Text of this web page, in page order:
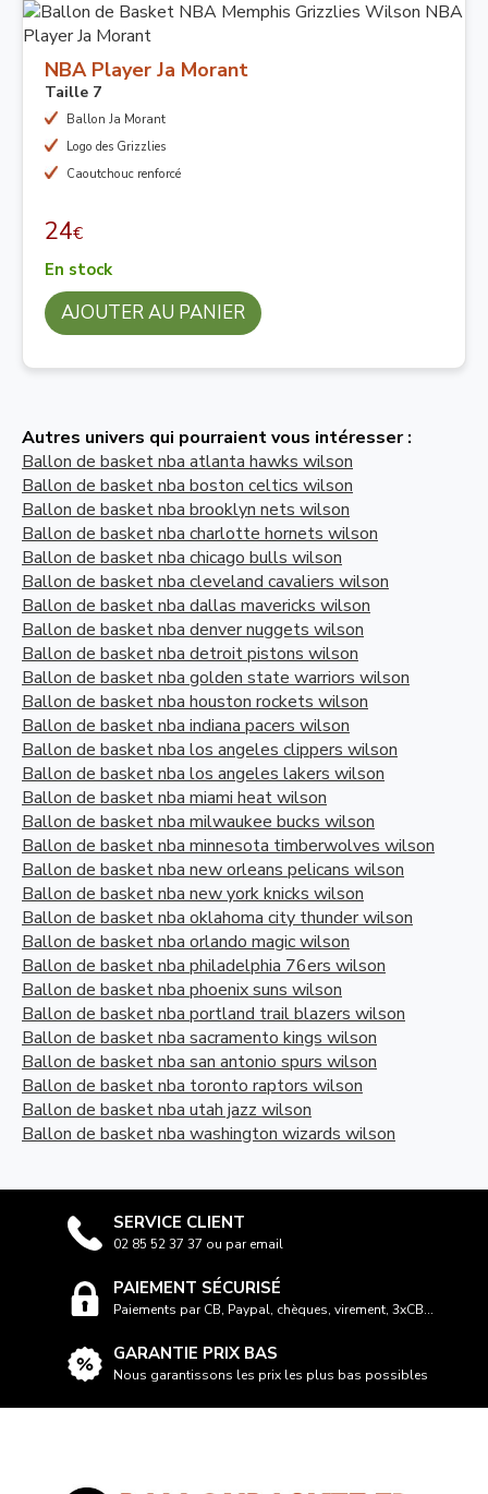
NBA Player Ja Morant
Taille 7
Ballon Ja Morant
Logo des Grizzlies
Caoutchouc renforcé
24€
En stock
AJOUTER AU PANIER
Autres univers qui pourraient vous intéresser :
Ballon de basket nba atlanta hawks wilson
Ballon de basket nba boston celtics wilson
Ballon de basket nba brooklyn nets wilson
Ballon de basket nba charlotte hornets wilson
Ballon de basket nba chicago bulls wilson
Ballon de basket nba cleveland cavaliers wilson
Ballon de basket nba dallas mavericks wilson
Ballon de basket nba denver nuggets wilson
Ballon de basket nba detroit pistons wilson
Ballon de basket nba golden state warriors wilson
Ballon de basket nba houston rockets wilson
Ballon de basket nba indiana pacers wilson
Ballon de basket nba los angeles clippers wilson
Ballon de basket nba los angeles lakers wilson
Ballon de basket nba miami heat wilson
Ballon de basket nba milwaukee bucks wilson
Ballon de basket nba minnesota timberwolves wilson
Ballon de basket nba new orleans pelicans wilson
Ballon de basket nba new york knicks wilson
Ballon de basket nba oklahoma city thunder wilson
Ballon de basket nba orlando magic wilson
Ballon de basket nba philadelphia 76ers wilson
Ballon de basket nba phoenix suns wilson
Ballon de basket nba portland trail blazers wilson
Ballon de basket nba sacramento kings wilson
Ballon de basket nba san antonio spurs wilson
Ballon de basket nba toronto raptors wilson
Ballon de basket nba utah jazz wilson
Ballon de basket nba washington wizards wilson
SERVICE CLIENT
02 85 52 37 37 ou par email
PAIEMENT SÉCURISÉ
Paiements par CB, Paypal, chèques, virement, 3xCB...
GARANTIE PRIX BAS
Nous garantissons les prix les plus bas possibles